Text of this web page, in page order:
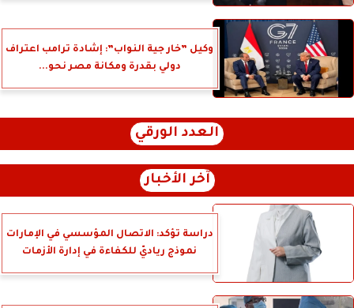
وكيل ”خار جية النواب”: إشادة ترامب اعتراف
دولي بقدرة ومكانة مصر نحو...
العدد الورقي
آخر الأخبار
دراسة تؤكد: الاتصال المؤسسي في الإمارات
نموذج رياديّ للكفاءة في إدارة الأزمات